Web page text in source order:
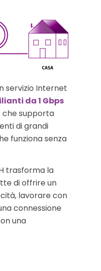
servizio Internet
da 1 Gbps
che supporta
di grandi
funziona senza
trasforma la
di offrire un
lavorare con
connessione
una